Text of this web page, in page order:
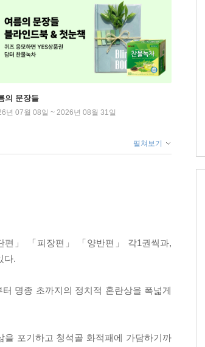
의 문장들
년 07월 08일 ~ 2026년 08월 31일
펼쳐보기
편」 「피장편」 「양반편」 각1권씩과,
다.
명종 초까지의 정치적 혼란상을 폭넓게
을 포기하고 청석골 화적패에 가담하기까